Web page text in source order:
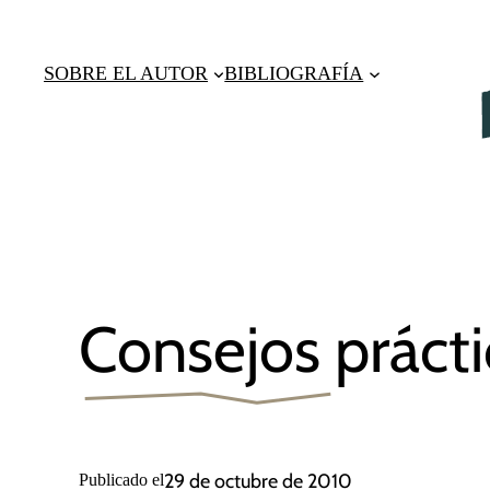
contenido
SOBRE EL AUTOR BIBLIOGRAFÍA
Consejos
Publicado el29 de octubre de 2010